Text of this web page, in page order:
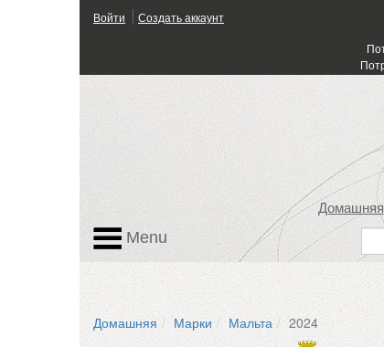
Войти Создать аккаунт
Домашняя
Menu
Домашняя Марки Мальта 2024